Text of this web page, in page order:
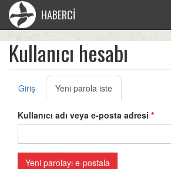
HABERCİ
Kullanıcı hesabı
Giriş Yeni parola iste
Kullanıcı adı veya e-posta adresi *
Yeni parolayı e-postala